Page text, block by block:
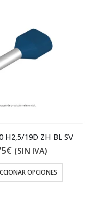
H2,5/19D ZH BL SV
€ (SIN IVA)
OPCIONES